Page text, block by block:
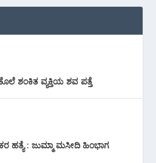
ಶಂಕಿತ ವ್ಯಕ್ತಿಯ ಶವ ಪತ್ತೆ
ಹತ್ಯೆ : ಜುಮ್ಮಾ ಮಸೀದಿ ಹಿಂಭಾಗ